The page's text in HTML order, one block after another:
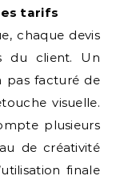
tarifs
chaque devis
du client. Un
pas facturé de
visuelle.
plusieurs
de créativité
finale